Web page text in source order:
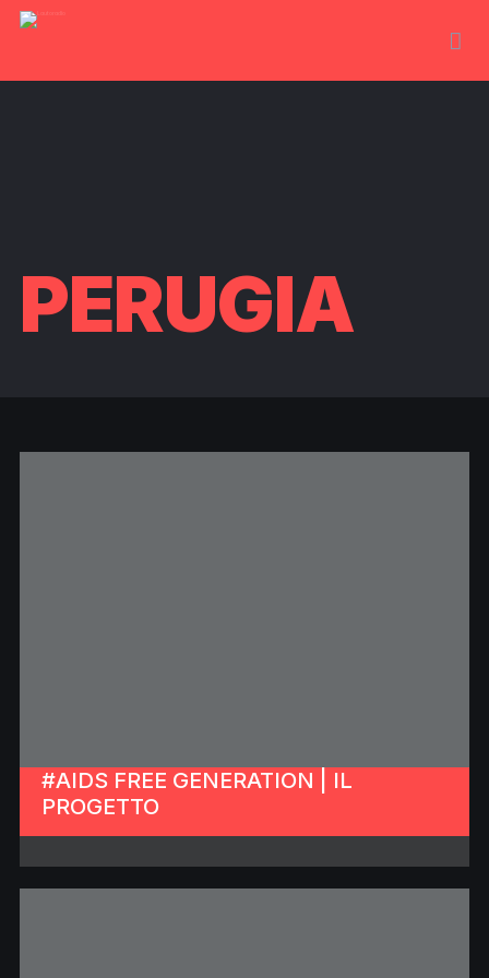
PERUGIA
#AIDS FREE GENERATION | IL
PROGETTO